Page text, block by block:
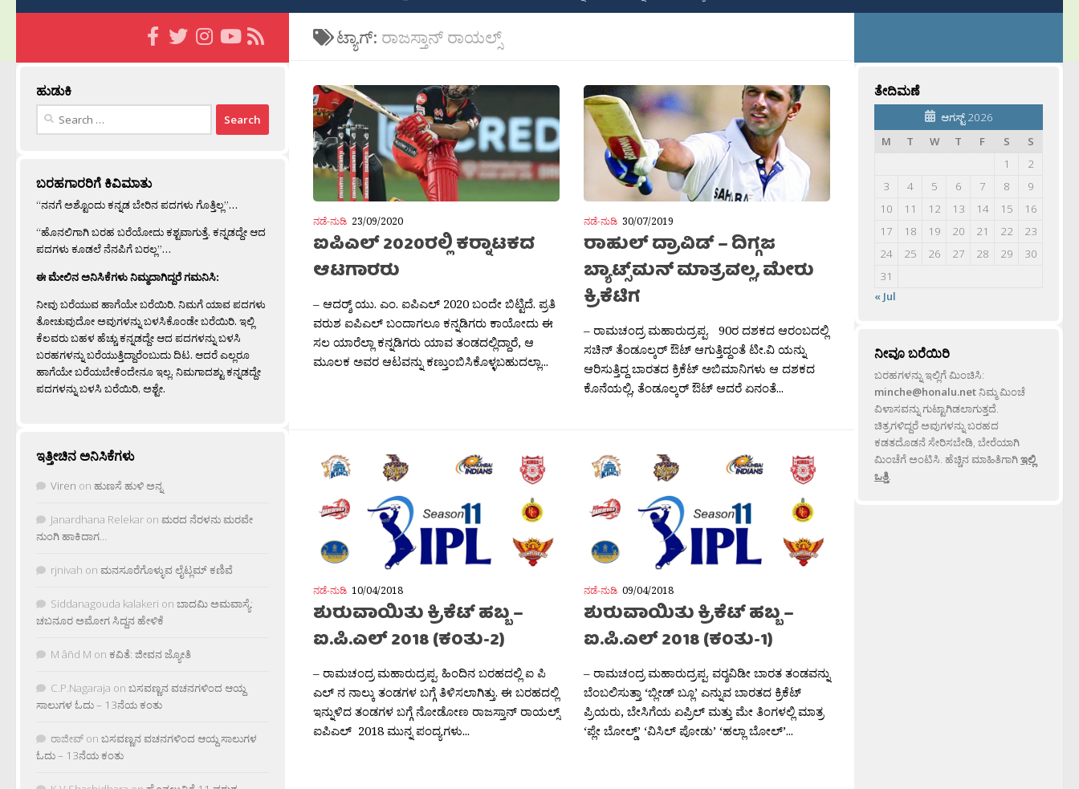
ಟ್ಯಾಗ್: ರಾಜಸ್ತಾನ್ ರಾಯಲ್ಸ್
ನಡೆ-ನುಡಿ 23/09/2020
ಐಪಿಎಲ್ 2020ರಲ್ಲಿ ಕರ‍್ನಾಟಕದ
ಆಟಗಾರರು
– ಆದರ‍್ಶ್ ಯು. ಎಂ. ಐಪಿಎಲ್ 2020 ಬಂದೇ ಬಿಟ್ಟಿದೆ. ಪ್ರತಿ
ವರುಶ ಐಪಿಎಲ್ ಬಂದಾಗಲೂ ಕನ್ನಡಿಗರು ಕಾಯೋದು ಈ
ಸಲ ಯಾರೆಲ್ಲಾ ಕನ್ನಡಿಗರು ಯಾವ ತಂಡದಲ್ಲಿದ್ದಾರೆ, ಆ
ಮೂಲಕ ಅವರ ಆಟವನ್ನು ಕಣ್ತುಂಬಿಸಿಕೊಳ್ಳಬಹುದಲ್ಲಾ...
ನಡೆ-ನುಡಿ 30/07/2019
ರಾಹುಲ್ ದ್ರಾವಿಡ್ – ದಿಗ್ಗಜ
ಬ್ಯಾಟ್ಸ್‌ಮನ್ ಮಾತ್ರವಲ್ಲ, ಮೇರು
ಕ್ರಿಕೆಟಿಗ
– ರಾಮಚಂದ್ರ ಮಹಾರುದ್ರಪ್ಪ. 90ರ ದಶಕದ ಆರಂಬದಲ್ಲಿ
ಸಚಿನ್ ತೆಂಡೂಲ್ಕರ್ ಔಟ್ ಆಗುತ್ತಿದ್ದಂತೆ ಟೀ.ವಿ ಯನ್ನು
ಆರಿಸುತ್ತಿದ್ದ ಬಾರತದ ಕ್ರಿಕೆಟ್ ಅಬಿಮಾನಿಗಳು ಆ ದಶಕದ
ಕೊನೆಯಲ್ಲಿ, ತೆಂಡೂಲ್ಕರ್ ಔಟ್ ಆದರೆ ಏನಂತೆ...
ನಡೆ-ನುಡಿ 10/04/2018
ಶುರುವಾಯಿತು ಕ್ರಿಕೆಟ್ ಹಬ್ಬ –
ಐ.ಪಿ.ಎಲ್ 2018 (ಕಂತು-2)
– ರಾಮಚಂದ್ರ ಮಹಾರುದ್ರಪ್ಪ. ಹಿಂದಿನ ಬರಹದಲ್ಲಿ ಐ ಪಿ
ಎಲ್ ನ ನಾಲ್ಕು ತಂಡಗಳ ಬಗ್ಗೆ ತಿಳಿಸಲಾಗಿತ್ತು. ಈ ಬರಹದಲ್ಲಿ
ಇನ್ನುಳಿದ ತಂಡಗಳ ಬಗ್ಗೆ ನೋಡೋಣ ರಾಜಸ್ತಾನ್ ರಾಯಲ್ಸ್
ಐಪಿಎಲ್ 2018 ಮುನ್ನ ಪಂದ್ಯಗಳು...
ನಡೆ-ನುಡಿ 09/04/2018
ಶುರುವಾಯಿತು ಕ್ರಿಕೆಟ್ ಹಬ್ಬ –
ಐ.ಪಿ.ಎಲ್ 2018 (ಕಂತು-1)
– ರಾಮಚಂದ್ರ ಮಹಾರುದ್ರಪ್ಪ. ವರ‍್ಶವಿಡೀ ಬಾರತ ತಂಡವನ್ನು
ಬೆಂಬಲಿಸುತ್ತಾ ‘ಬ್ಲೀಡ್ ಬ್ಲೂ’ ಎನ್ನುವ ಬಾರತದ ಕ್ರಿಕೆಟ್
ಪ್ರಿಯರು, ಬೇಸಿಗೆಯ ಏಪ್ರಿಲ್ ಮತ್ತು ಮೇ ತಿಂಗಳಲ್ಲಿ ಮಾತ್ರ
‘ಪ್ಲೇ ಬೋಲ್ಡ್’ ‘ವಿಸಿಲ್ ಪೋಡು’ ‘ಹಲ್ಲಾ ಬೋಲ್’...
ಹುಡುಕಿ
Search
ಬರಹಗಾರರಿಗೆ ಕಿವಿಮಾತು
“ನನಗೆ ಅಶ್ಟೊಂದು ಕನ್ನಡ ಬೇರಿನ ಪದಗಳು ಗೊತ್ತಿಲ್ಲ”…
“ಹೊನಲಿಗಾಗಿ ಬರಹ ಬರೆಯೋದು ಕಶ್ಟವಾಗುತ್ತೆ. ಕನ್ನಡದ್ದೇ ಆದ
ಪದಗಳು ಕೂಡಲೆ ನೆನಪಿಗೆ ಬರಲ್ಲ”…
ಈ ಮೇಲಿನ ಅನಿಸಿಕೆಗಳು ನಿಮ್ಮದಾಗಿದ್ದರೆ ಗಮನಿಸಿ:
ನೀವು ಬರೆಯುವ ಹಾಗೆಯೇ ಬರೆಯಿರಿ. ನಿಮಗೆ ಯಾವ ಪದಗಳು
ತೋಚುವುದೋ ಅವುಗಳನ್ನು ಬಳಸಿಕೊಂಡೇ ಬರೆಯಿರಿ. ಇಲ್ಲಿ
ಕೆಲವರು ಬಹಳ ಹೆಚ್ಚು ಕನ್ನಡದ್ದೇ ಆದ ಪದಗಳನ್ನು ಬಳಸಿ
ಬರಹಗಳನ್ನು ಬರೆಯುತ್ತಿದ್ದಾರೆಂಬುದು ದಿಟ. ಆದರೆ ಎಲ್ಲರೂ
ಹಾಗೆಯೇ ಬರೆಯಬೇಕೆಂದೇನೂ ಇಲ್ಲ. ನಿಮಗಾದಶ್ಟು ಕನ್ನಡದ್ದೇ
ಪದಗಳನ್ನು ಬಳಸಿ ಬರೆಯಿರಿ, ಅಶ್ಟೇ.
ಇತ್ತೀಚಿನ ಅನಿಸಿಕೆಗಳು
Viren on ಹುಣಸೆ ಹುಳಿ ಅನ್ನ
Janardhana Relekar on ಮರದ ನೆರಳನು ಮರವೇ
ನುಂಗಿ ಹಾಕಿದಾಗ…
rjnivah on ಮನಸೂರೆಗೊಳ್ಳುವ ಲೈಟ್ಲಮ್ ಕಣಿವೆ
Siddanagouda kalakeri on ಬಾದಮಿ ಅಮವಾಸ್ಯೆ:
ಚಬನೂರ ಅಮೋಗ ಸಿದ್ದನ ಹೇಳಿಕೆ
M âñd M on ಕವಿತೆ: ಜೀವನ ಜ್ಯೋತಿ
C.P.Nagaraja on ಬಸವಣ್ಣನ ವಚನಗಳಿಂದ ಆಯ್ದ
ಸಾಲುಗಳ ಓದು – 13ನೆಯ ಕಂತು
ರಾಜೀವ್ on ಬಸವಣ್ಣನ ವಚನಗಳಿಂದ ಆಯ್ದ ಸಾಲುಗಳ
ಓದು – 13ನೆಯ ಕಂತು
ತೇದಿಮಣೆ
ಆಗಸ್ಟ್ 2026
M
T W T F S
S
1
2
3
4 5 6 7 8
9
10
11 12 13 14 15
16
17
18 19 20 21 22
23
24
25 26 27 28 29
30
31
« Jul
ನೀವೂ ಬರೆಯಿರಿ
ಬರಹಗಳನ್ನು ಇಲ್ಲಿಗೆ ಮಿಂಚಿಸಿ:
minche@honalu.netನಿಮ್ಮ ಮಿಂಚೆ
ವಿಳಾಸವನ್ನು ಗುಟ್ಟಾಗಿಡಲಾಗುತ್ತದೆ.
ಚಿತ್ರಗಳಿದ್ದರೆ ಅವುಗಳನ್ನು ಬರಹದ
ಕಡತದೊಡನೆ ಸೇರಿಸಬೇಡಿ, ಬೇರೆಯಾಗಿ
ಮಿಂಚೆಗೆ ಅಂಟಿಸಿ. ಹೆಚ್ಚಿನ ಮಾಹಿತಿಗಾಗಿಇಲ್ಲಿ
ಒತ್ತಿ.